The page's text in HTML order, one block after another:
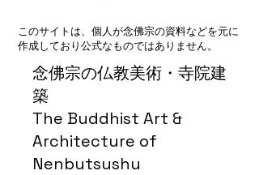
念佛宗の仏教美術・寺院建
築
The Buddhist Art &
Architecture of
Nenbutsushu
このサイトは、個人が念佛宗の資料などを元に
作成しており公式なものではありません。